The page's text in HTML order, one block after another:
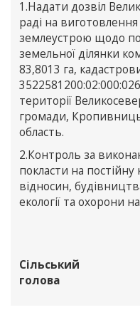
1.Надати дозвіл
раді на виготовлення
землеустрою щодо
земельної ділянки
83,8013 га,
території
громади,
область.
2.Контроль за
покласти на
відносин,
екології та охорони
Сільський
голова